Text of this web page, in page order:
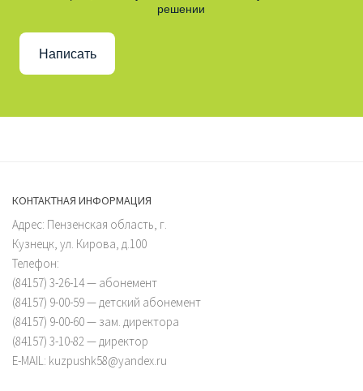
решении
Написать
КОНТАКТНАЯ ИНФОРМАЦИЯ
Адрес: Пензенская область, г.
Кузнецк, ул. Кирова, д.100
Телефон:
(84157) 3-26-14 — абонемент
(84157) 9-00-59 — детский абонемент
(84157) 9-00-60 — зам. директора
(84157) 3-10-82 — директор
E-MAIL: kuzpushk58@yandex.ru